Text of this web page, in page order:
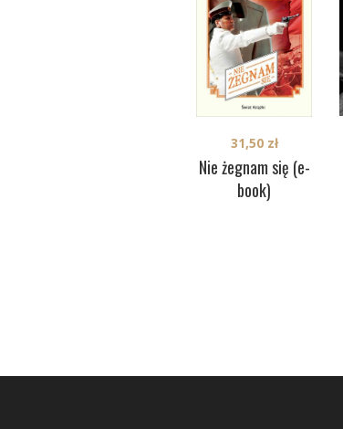
Nie żegnam się (e-
book)
31,50 zł